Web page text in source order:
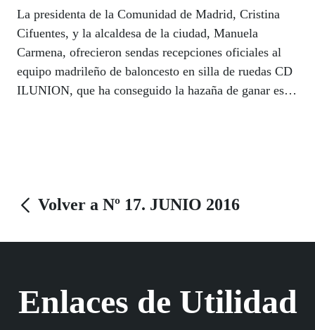
La presidenta de la Comunidad de Madrid, Cristina
Cifuentes, y la alcaldesa de la ciudad, Manuela
Carmena, ofrecieron sendas recepciones oficiales al
equipo madrileño de baloncesto en silla de ruedas CD
ILUNION, que ha conseguido la hazaña de ganar este
Volver a Nº 17. JUNIO 2016
Enlaces de Utilidad